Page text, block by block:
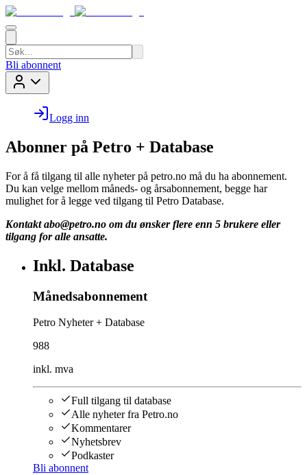
Bli abonnent
Logg inn
Abonner på Petro + Database
For å få tilgang til alle nyheter på petro.no må du ha abonnement.
Du kan velge mellom måneds- og årsabonnement, begge har
mulighet for å legge ved tilgang til Petro Database.
Kontakt abo@petro.no om du ønsker flere enn 5 brukere eller
tilgang for alle ansatte.
Inkl. Database
Månedsabonnement
Petro Nyheter + Database
988
inkl. mva
Full tilgang til database
Alle nyheter fra Petro.no
Kommentarer
Nyhetsbrev
Podkaster
Bli abonnent